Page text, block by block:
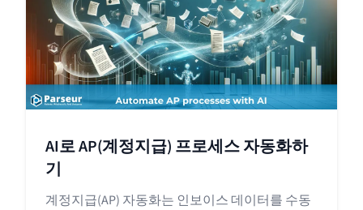
AI로 AP(계정지급) 프로세스 자동화하
기
계정지급(AP) 자동화는 인보이스 데이터를 수동